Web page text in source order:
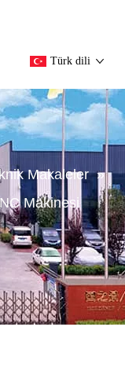
Türk dili
Makaleler »
Makinesi